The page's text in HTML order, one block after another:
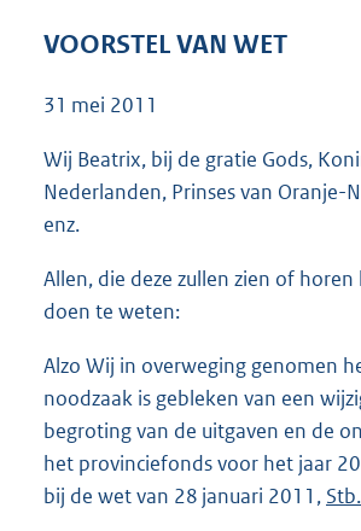
VOORSTEL VAN WET
31 mei 2011
Wij Beatrix, bij de gratie Gods,
Nederlanden, Prinses van Oranje-
enz.
Allen, die deze zullen zien of horen
doen te weten:
Alzo Wij in overweging genomen
noodzaak is gebleken van een
begroting van de uitgaven en de
het provinciefonds voor het jaar
bij de wet van 28 januari 2011,